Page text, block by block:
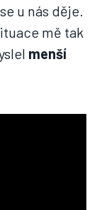
u nás děje.
mě tak
menší